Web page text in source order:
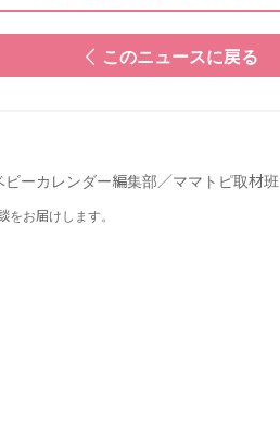
このニュースに戻る
ビーカレンダー編集部／ママトピ取材班
をお届けします。